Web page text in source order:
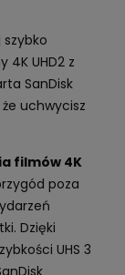
UHD2 z
SanDisk
że uchwycisz
filmów 4K
poza
Dzięki
UHS 3